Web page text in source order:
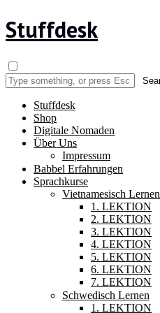
Stuffdesk
Stuffdesk
Shop
Digitale Nomaden
Über Uns
Impressum
Babbel Erfahrungen
Sprachkurse
Vietnamesisch Lernen
1. LEKTION
2. LEKTION
3. LEKTION
4. LEKTION
5. LEKTION
6. LEKTION
7. LEKTION
Schwedisch Lernen
1. LEKTION